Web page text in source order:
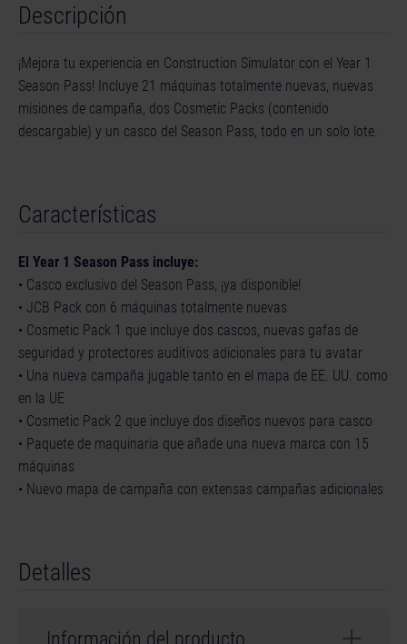
Descripción
¡Mejora tu experiencia en Construction Simulator con el Year 1
Season Pass! Incluye 21 máquinas totalmente nuevas, nuevas
misiones de campaña, dos Cosmetic Packs (contenido
descargable) y un casco del Season Pass, todo en un solo lote.
Características
El Year 1 Season Pass incluye:
• Casco exclusivo del Season Pass, ¡ya disponible!
• JCB Pack con 6 máquinas totalmente nuevas
• Cosmetic Pack 1 que incluye dos cascos, nuevas gafas de
seguridad y protectores auditivos adicionales para tu avatar
• Una nueva campaña jugable tanto en el mapa de EE. UU. como
en la UE
• Cosmetic Pack 2 que incluye dos diseños nuevos para casco
• Paquete de maquinaria que añade una nueva marca con 15
máquinas
• Nuevo mapa de campaña con extensas campañas adicionales
Detalles
Información del producto